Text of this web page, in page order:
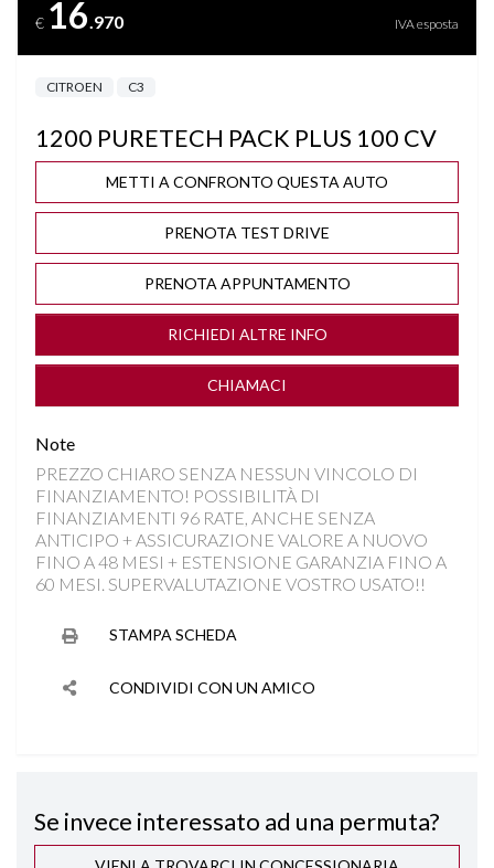
DISATTIVAZIONE AIRBAG LATO PASSEGGERO
FARI LED
INGRESSO USB
ISOFIX
LANE ASSIST
PARKTRONIC
SEDILE REGOLABILE IN ALTEZZA
SEDILI SDOPPIABILI
SENSORI PIOGGIA
€ 16.970 IVA esposta
CITROEN C3
1200 PURETECH PACK PLUS 100 CV
METTI A CONFRONTO QUESTA AUTO
PRENOTA TEST DRIVE
PRENOTA APPUNTAMENTO
RICHIEDI ALTRE INFO
CHIAMACI
Note
PREZZO CHIARO SENZA NESSUN VINCOLO DI
FINANZIAMENTO! POSSIBILITÀ DI
FINANZIAMENTI 96 RATE, ANCHE SENZA
ANTICIPO + ASSICURAZIONE VALORE A NUOVO
FINO A 48 MESI + ESTENSIONE GARANZIA FINO A
60 MESI. SUPERVALUTAZIONE VOSTRO USATO!!
STAMPA SCHEDA
CONDIVIDI CON UN AMICO
Se invece interessato ad una permuta?